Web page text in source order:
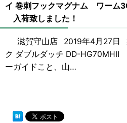
イ 巻刺フックマグナム ワー
入荷致しました！
滋賀守山店 2019年4月27日
ク ダブルダッチ DD-HG70MHⅡ
ーガイドこと、山…